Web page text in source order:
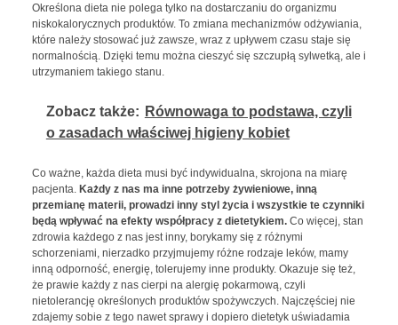
Określona dieta nie polega tylko na dostarczaniu do organizmu
niskokalorycznych produktów. To zmiana mechanizmów odżywiania,
które należy stosować już zawsze, wraz z upływem czasu staje się
normalnością. Dzięki temu można cieszyć się szczupłą sylwetką, ale i
utrzymaniem takiego stanu.
Zobacz także: Równowaga to podstawa, czyli
o zasadach właściwej higieny kobiet
Co ważne, każda dieta musi być indywidualna, skrojona na miarę
pacjenta. Każdy z nas ma inne potrzeby żywieniowe, inną
przemianę materii, prowadzi inny styl życia i wszystkie te czynniki
będą wpływać na efekty współpracy z dietetykiem.Co więcej, stan
zdrowia każdego z nas jest inny, borykamy się z różnymi
schorzeniami, nierzadko przyjmujemy różne rodzaje leków, mamy
inną odporność, energię, tolerujemy inne produkty. Okazuje się też,
że prawie każdy z nas cierpi na alergię pokarmową, czyli
nietolerancję określonych produktów spożywczych. Najczęściej nie
zdajemy sobie z tego nawet sprawy i dopiero dietetyk uświadamia